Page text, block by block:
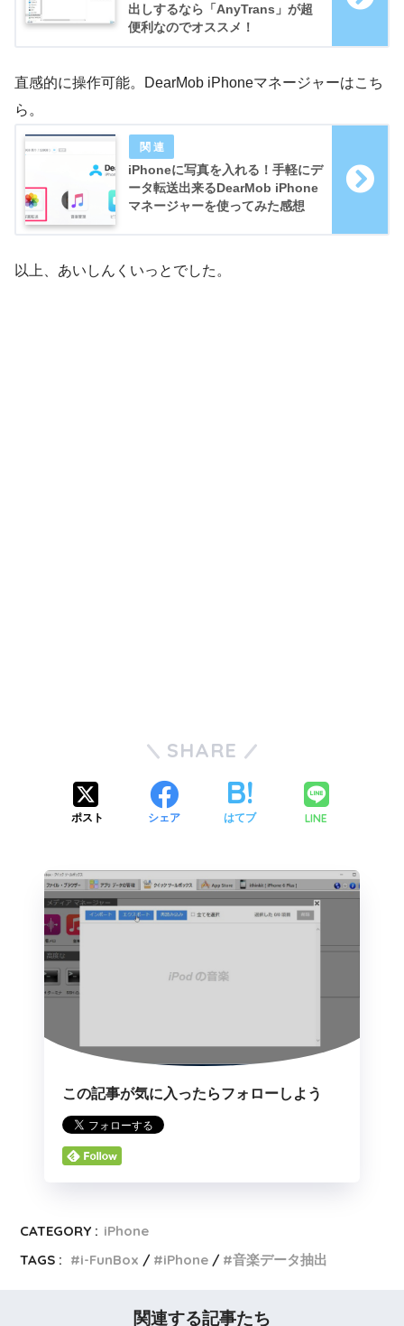
出しするなら「AnyTrans」が超
便利なのでオススメ！
直感的に操作可能。DearMob iPhoneマネージャーはこち
ら。
iPhoneに写真を入れる！手軽にデ
ータ転送出来るDearMob iPhone
マネージャーを使ってみた感想
以上、あいしんくいっとでした。
SHARE
ポスト シェア はてブ LINE
この記事が気に入ったらフォローしよう
CATEGORY : iPhone
TAGS :
i-FunBox iPhone 音楽データ抽出
関連する記事たち